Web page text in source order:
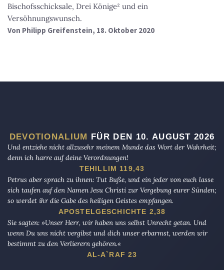
Bischofsschicksale, Drei Könige² und ein
Versöhnungswunsch.
Von Philipp Greifenstein, 18. Oktober 2020
DEVOTIONALIUM FÜR DEN 10. AUGUST 2026
Und entziehe nicht allzusehr meinem Munde das Wort der Wahrheit;
denn ich harre auf deine Verordnungen!
TEHILLIM 119,43
Petrus aber sprach zu ihnen: Tut Buße, und ein jeder von euch lasse
sich taufen auf den Namen Jesu Christi zur Vergebung eurer Sünden;
so werdet ihr die Gabe des heiligen Geistes empfangen.
APOSTELGESCHICHTE 2,38
Sie sagten: »Unser Herr, wir haben uns selbst Unrecht getan. Und
wenn Du uns nicht vergibst und dich unser erbarmst, werden wir
bestimmt zu den Verlierern gehören.«
AL-A`RAF 23